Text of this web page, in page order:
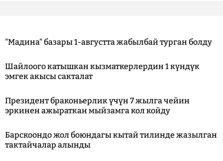
"Мадина" базары 1-августта жабылбай турган болду
Шайлоого катышкан кызматкерлердин 1 күндүк
эмгек акысы сакталат
Президент браконьерлик үчүн 7 жылга чейин
эркинен ажыраткан мыйзамга кол койду
Барскоондо жол боюндагы кытай тилинде жазылган
тактайчалар алынды